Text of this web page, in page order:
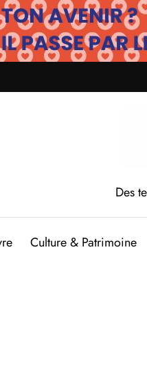
Des
Culture & Patrimoine